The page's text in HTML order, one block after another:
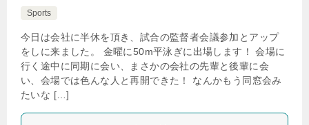
Sports
今日は会社に半休を頂き、試合の監督者会議参加とアップ
をしに来ました。 金曜に50m平泳ぎに出場します！ 会場に
行く途中に同期に会い、まさかの会社の先輩と後輩に会
い、会場では色んな人と再開できた！ なんかもう同窓会み
たいな […]